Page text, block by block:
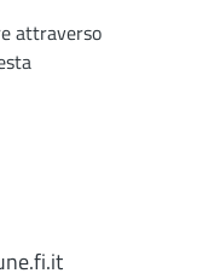
attraverso